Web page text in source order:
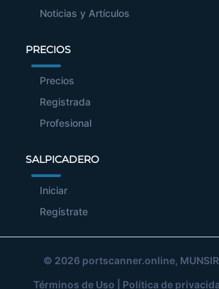
Noticias y Artículos
PRECIOS
Precios
Registrada
Profesional
SALPICADERO
Iniciar
Regístrate
© 2026 portscanner.online,
Términos de Uso
Política de